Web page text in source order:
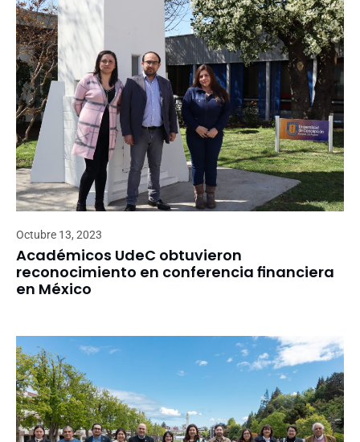
Octubre 13, 2023
Académicos UdeC obtuvieron
reconocimiento en conferencia financiera
en México